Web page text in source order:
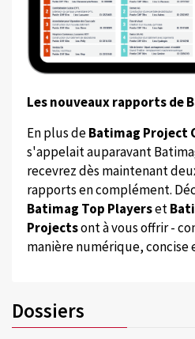
Les nouveaux rapports de
En plus deBatimag Project
s'appelait auparavant
recevrez dès maintenant
rapports en complément.
Batimag Top Playerset
Projectsont à vous offrir -
manière numérique, concise
Dossiers